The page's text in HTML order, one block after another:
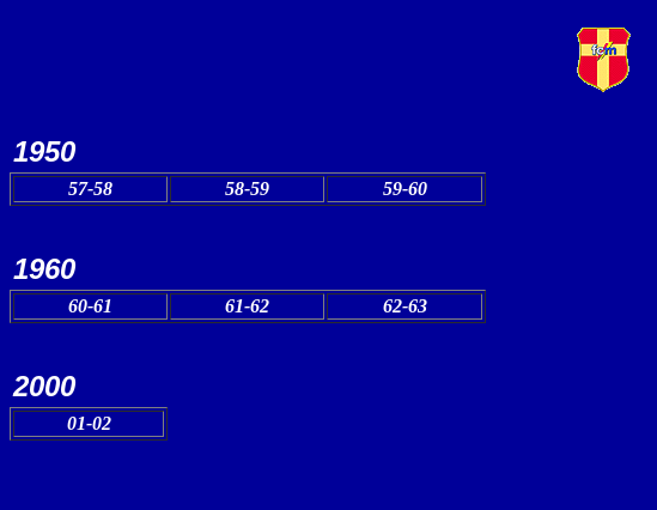
1950
57-58 58-59 59-60
1960
60-61 61-62 62-63
2000
01-02